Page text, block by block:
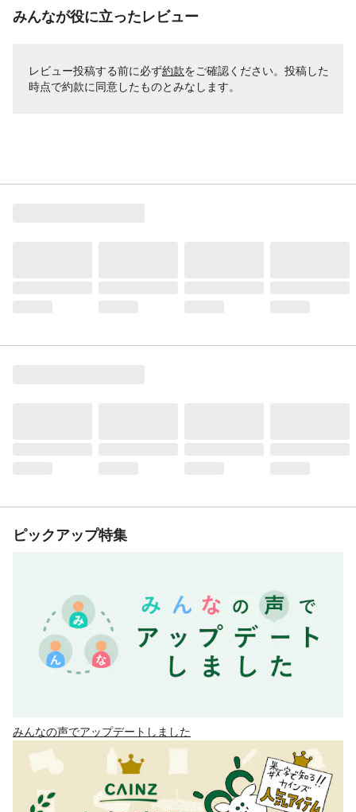
みんなが役に立ったレビュー
レビュー投稿する前に必ず約款をご確認ください。投稿した
時点で約款に同意したものとみなします。
ピックアップ特集
みんなの声でアップデートしました